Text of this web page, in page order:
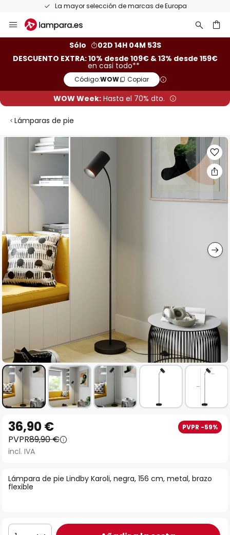
La mayor selección de marcas de Europa
al
Sólo
02D 14H 04M 53S
DESCUENTO EXTRA: 10% desde 109€ & 13% desde 159€
en casi todo**
Código:WOW Copiar
WOW Week: Hasta el 70% dto.
Lámparas de pie
imágenes
comienzo
de
galería
de
Lámpara de pie Lindby Karoli, negra, 156 cm, metal, brazo
flexible
36,90 € PVPR -59%
PVPR89,90 €
incl. IVA